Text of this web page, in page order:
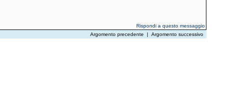
Rispondi a questo messaggio
Argomento precedente | Argomento successivo